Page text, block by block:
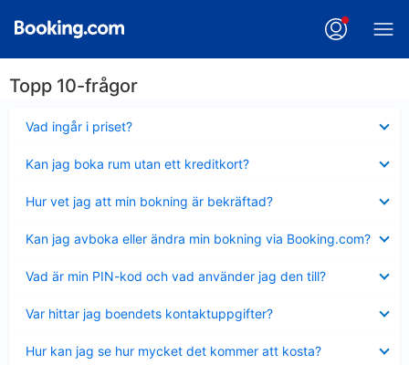
Topp 10-frågor
Vad ingår i priset?
mindre
Kan jag boka rum utan ett kreditkort?
mindre
Hur vet jag att min bokning är bekräftad?
mindre
Kan jag avboka eller ändra min bokning via Booking.com?
mindre
Vad är min PIN-kod och vad använder jag den till?
mindre
Var hittar jag boendets kontaktuppgifter?
mindre
Hur kan jag se hur mycket det kommer att kosta?
mindre